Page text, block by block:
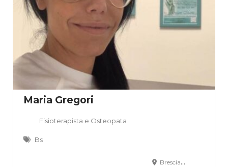
Maria Gregori
Fisioterapista e Osteopata
Bs
Brescia, BS, Italia